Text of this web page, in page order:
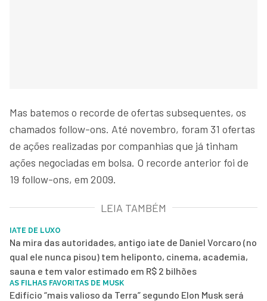
Mas batemos o recorde de ofertas subsequentes, os
chamados follow-ons. Até novembro, foram 31 ofertas
de ações realizadas por companhias que já tinham
ações negociadas em bolsa. O recorde anterior foi de
19 follow-ons, em 2009.
LEIA TAMBÉM
IATE DE LUXO
Na mira das autoridades, antigo iate de Daniel Vorcaro (no
qual ele nunca pisou) tem heliponto, cinema, academia,
sauna e tem valor estimado em R$ 2 bilhões
AS FILHAS FAVORITAS DE MUSK
Edifício “mais valioso da Terra” segundo Elon Musk será